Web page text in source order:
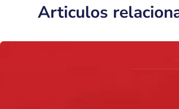
Articulos